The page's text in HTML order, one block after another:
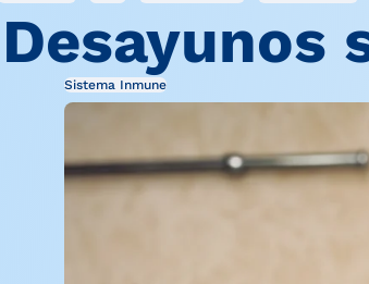
Desayunos
Sistema Inmune